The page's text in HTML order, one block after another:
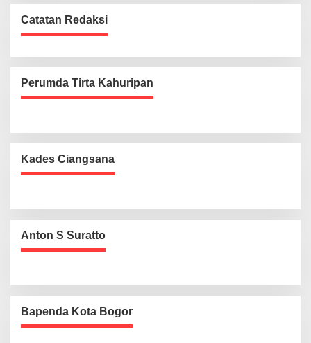
Catatan Redaksi
Perumda Tirta Kahuripan
Kades Ciangsana
Anton S Suratto
Bapenda Kota Bogor